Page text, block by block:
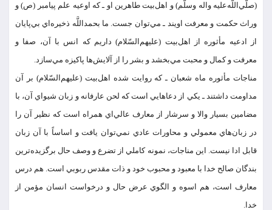
(صلّي‌اللَّه‌عليه واله‌ وسلّم) و اهل‌بيت طاهرين او ـ كه اوعيه‌ علم پيامبر (ص) و
وراث حكمت و معرفت اويند ـ مي‌توان جست. ما بحمداللَّه ذخيره‌اي بي‌پايان
از ادعيه‌ مأثوره‌ از اهل‌بيت (عليهم‌السّلام) داريم كه انس با آن، صفا و
معرفت و كمال و محبت مي‌بخشد و بشر را از آلايش‌ها پاكيزه مي‌سازد.
مناجات مأثوره‌ ماه شعبان ـ كه روايت شده اهل‌بيت (عليهم‌السّلام) بر آن
مداومت داشتند ـ يكي از دعاهايي است كه لحن عارفانه و زبان شيواي آن، با
مضامين بسيار والا و سرشار از معارف عالي‌اي همراه است كه نظير آن را
در زبان‌هاي معمولي و محاورات عادي نمي‌توان يافت و اساساً با آن زبان
قابل ادا نيست. اين مناجات، نمونه‌ كاملي از تضرع و وصف حال برگزيده‌ترين
بندگان صالح خدا با معبود و محبوب خود و ذات مقدس ربوبي است. هم درس
معارف است، هم اسوه و الگوي عرض حال و درخواست انسان مؤمن از
خدا.